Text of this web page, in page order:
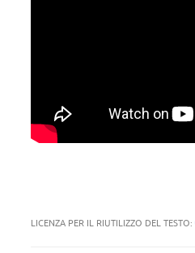
LICENZA PER IL RIUTILIZZO DEL TESTO: